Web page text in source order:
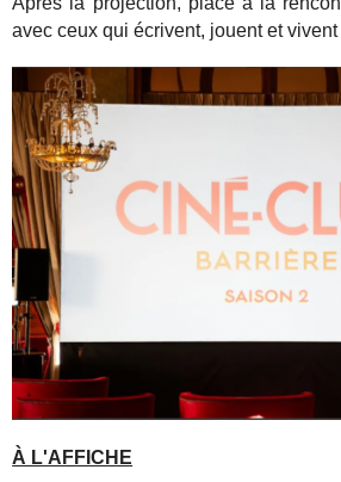
avec ceux qui écrivent, jouent et
À L'AFFICHE